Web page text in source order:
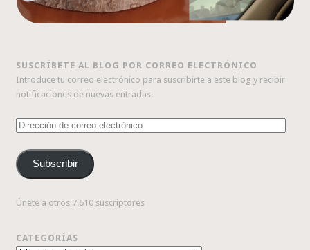
SUSCRÍBETE AL BLOG POR CORREO ELECTRÓNICO
Introduce tu correo electrónico para suscribirte a este blog y recibir
notificaciones de nuevas entradas.
Dirección
correo
electrónico
Subscribir
Únete a otros 7.610 suscriptores
CATEGORÍAS